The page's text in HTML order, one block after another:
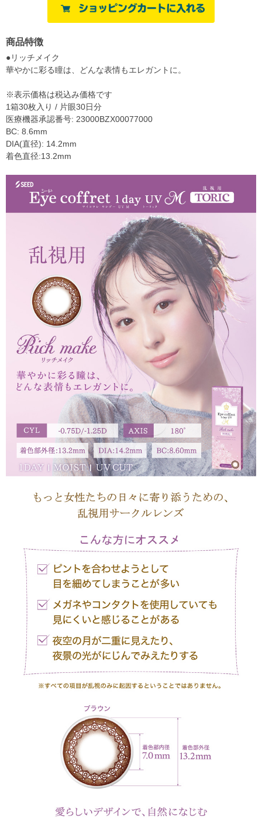
商品特徴
●リッチメイク
華やかに彩る瞳は、どんな表情もエレガントに。
※表示価格は税込み価格です
1箱30枚入り / 片眼30日分
医療機器承認番号: 23000BZX00077000
BC: 8.6mm
DIA(直径): 14.2mm
着色直径:13.2mm